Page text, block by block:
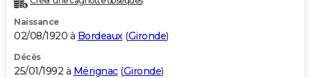
Naissance
02/08/1920 à Bordeaux(Gironde)
Décès
25/01/1992 à Mérignac(Gironde)